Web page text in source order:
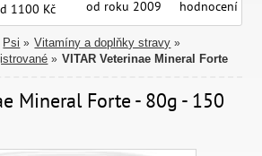
1100 Kč
od roku 2009
hodnocení
Psi » Vitamíny a doplňky stravy »
» VITAR Veterinae Mineral Forte
Mineral Forte - 80g - 150